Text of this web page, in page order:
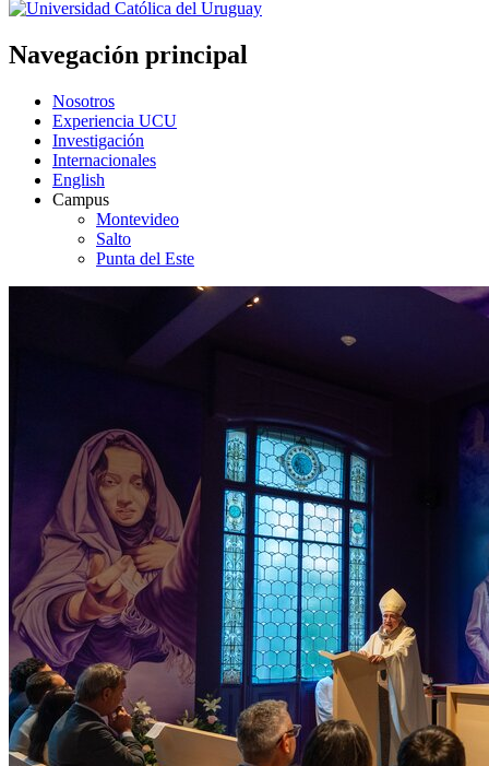
Navegación principal
Nosotros
Experiencia UCU
Investigación
Internacionales
English
Campus
Montevideo
Salto
Punta del Este